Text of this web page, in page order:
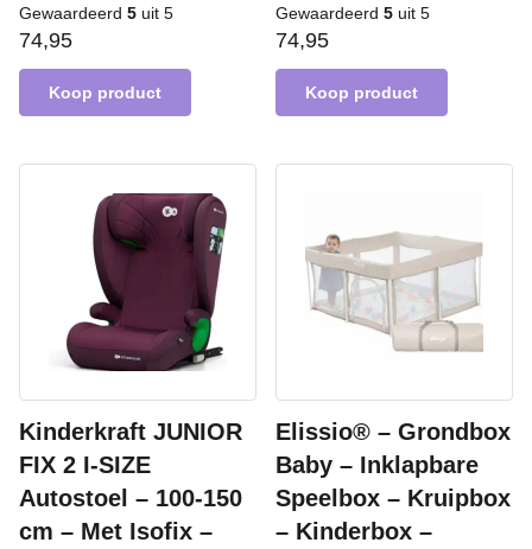
Gewaardeerd 5 uit 5
74,95
Koop product
Gewaardeerd 5 uit 5
74,95
Koop product
Kinderkraft JUNIOR
FIX 2 I-SIZE
Autostoel – 100-150
cm – Met Isofix –
Elissio® – Grondbox
Baby – Inklapbare
Speelbox – Kruipbox
– Kinderbox –